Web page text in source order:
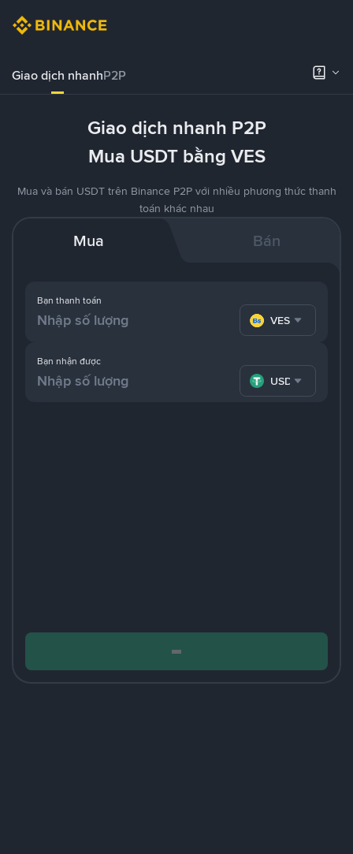
Giao dịch nhanhP2P
Giao dịch nhanh P2P
Mua USDT bằng VES
Mua và bán USDT trên Binance P2P với nhiều phương thức thanh
toán khác nhau
Mua Bán
Bạn thanh toán
VES
Bạn nhận được
USDT